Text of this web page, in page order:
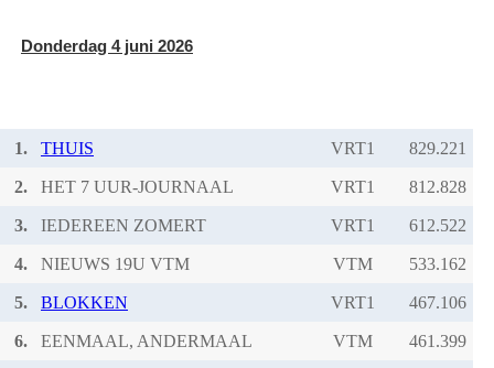
Donderdag 4 juni 2026
1. THUIS VRT1
2. HET 7 UUR-JOURNAAL VRT1
3. IEDEREEN ZOMERT VRT1
4. NIEUWS 19U VTM VTM
5. BLOKKEN VRT1
6. EENMAAL, ANDERMAAL VTM